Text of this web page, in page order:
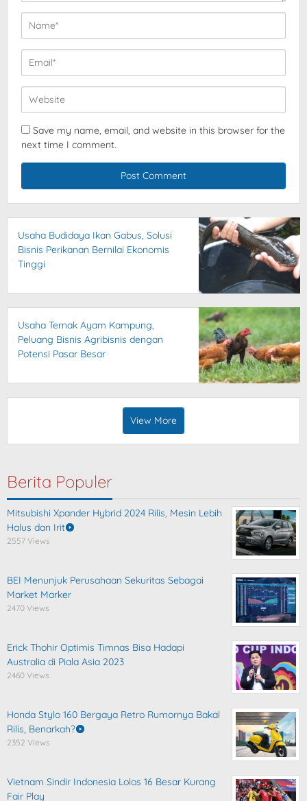
Save my name, email, and website in this browser for the
next time I comment.
Usaha Budidaya Ikan Gabus, Solusi
Bisnis Perikanan Bernilai Ekonomis
Tinggi
Usaha Ternak Ayam Kampung,
Peluang Bisnis Agribisnis dengan
Potensi Pasar Besar
View More
Berita Populer
Mitsubishi Xpander Hybrid 2024 Rilis, Mesin Lebih
Halus dan Irit
2557 Views
BEI Menunjuk Perusahaan Sekuritas Sebagai
Market Marker
2470 Views
Erick Thohir Optimis Timnas Bisa Hadapi
Australia di Piala Asia 2023
2460 Views
Honda Stylo 160 Bergaya Retro Rumornya Bakal
Rilis, Benarkah?
2352 Views
Vietnam Sindir Indonesia Lolos 16 Besar Kurang
Fair Play